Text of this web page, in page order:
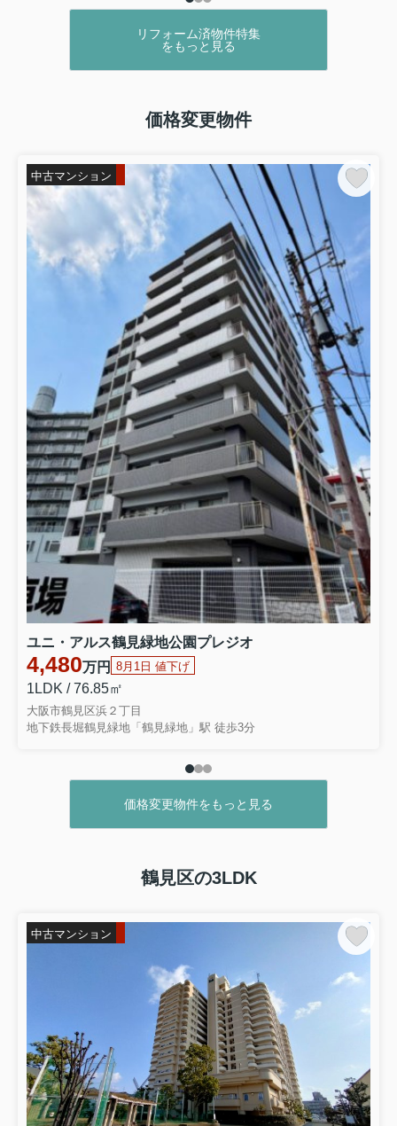
リフォーム済物件特集
をもっと見る
価格変更物件
中古マンション
ユニ・アルス鶴見緑地公園プレジオ
4,480万円 8月1日 値下げ
1LDK / 76.85㎡
大阪市鶴見区浜２丁目
地下鉄長堀鶴見緑地「鶴見緑地」駅 徒歩3分
価格変更物件をもっと見る
鶴見区の3LDK
中古マンション